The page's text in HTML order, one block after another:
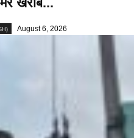
August 6, 2026